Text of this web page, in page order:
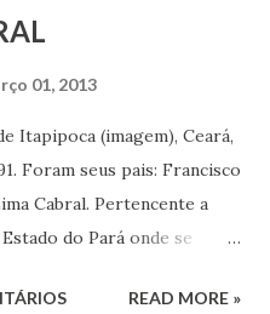
01, 2013
Itapipoca (imagem), Ceará,
Foram seus pais: Francisco
Cabral. Pertencente a
do Pará onde se
gerais, notadamente
READ MORE »